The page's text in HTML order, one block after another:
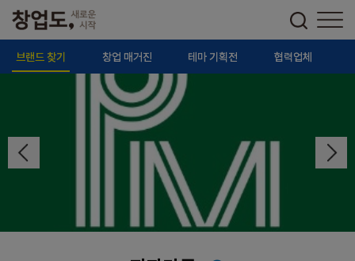
브랜드 찾기 창업 매거진 테마 기획전 협력업체